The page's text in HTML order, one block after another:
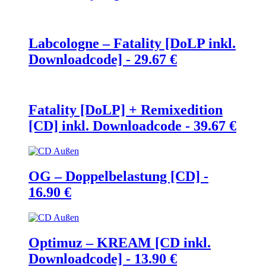
Labcologne – Fatality [DoLP inkl.
Downloadcode] - 29.67 €
Fatality [DoLP] + Remixedition
[CD] inkl. Downloadcode - 39.67 €
OG – Doppelbelastung [CD] -
16.90 €
Optimuz – KREAM [CD inkl.
Downloadcode] - 13.90 €